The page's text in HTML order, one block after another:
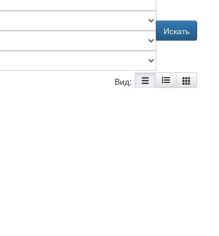
Искать
Вид: